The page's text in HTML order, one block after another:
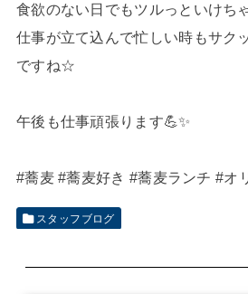
食欲のない日でもツルっといけち
仕事が立て込んで忙しい時もサク
ですね☆
午後も仕事頑張ります💪✨
#蕎麦 #蕎麦好き #蕎麦ランチ #オ
スタッフブログ